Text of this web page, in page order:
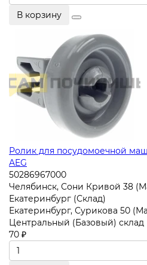
В корзину
Ролик для посудомоечной
AEG
50286967000
Челябинск, Сони Кривой 38
Екатеринбург (Склад)
Екатеринбург, Сурикова 50
Центральный (Базовый) склад
70 ₽